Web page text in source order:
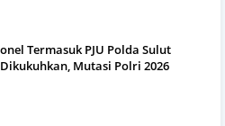
Termasuk PJU Polda Sulut
Mutasi Polri 2026